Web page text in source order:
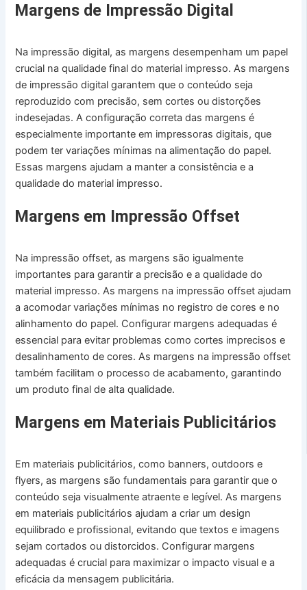
Margens de Impressão Digital
Na impressão digital, as margens desempenham um papel
crucial na qualidade final do material impresso. As margens
de impressão digital garantem que o conteúdo seja
reproduzido com precisão, sem cortes ou distorções
indesejadas. A configuração correta das margens é
especialmente importante em impressoras digitais, que
podem ter variações mínimas na alimentação do papel.
Essas margens ajudam a manter a consistência e a
qualidade do material impresso.
Margens em Impressão Offset
Na impressão offset, as margens são igualmente
importantes para garantir a precisão e a qualidade do
material impresso. As margens na impressão offset ajudam
a acomodar variações mínimas no registro de cores e no
alinhamento do papel. Configurar margens adequadas é
essencial para evitar problemas como cortes imprecisos e
desalinhamento de cores. As margens na impressão offset
também facilitam o processo de acabamento, garantindo
um produto final de alta qualidade.
Margens em Materiais Publicitários
Em materiais publicitários, como banners, outdoors e
flyers, as margens são fundamentais para garantir que o
conteúdo seja visualmente atraente e legível. As margens
em materiais publicitários ajudam a criar um design
equilibrado e profissional, evitando que textos e imagens
sejam cortados ou distorcidos. Configurar margens
adequadas é crucial para maximizar o impacto visual e a
eficácia da mensagem publicitária.